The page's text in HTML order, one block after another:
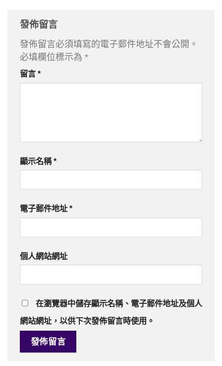
發佈留言
發佈留言必須填寫的電子郵件地址不會公開。
必填欄位標示為 *
留言 *
顯示名稱*
電子郵件地址 *
個人網站網址
在瀏覽器中儲存顯示名稱、電子郵件地址及個人
網站網址，以供下次發佈留言時使用。